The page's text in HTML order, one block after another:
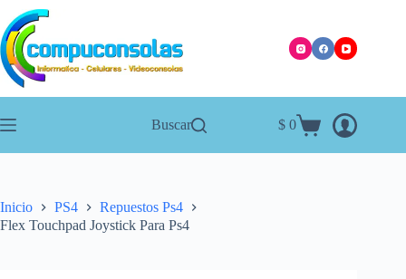
Saltar
al
contenido
Buscar
Carro
$ 0
Inicio PS4
Repuestos Ps4
Flex Touchpad Joystick Para Ps4